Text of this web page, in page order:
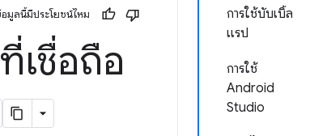
การใช้บับเบิ้ล
แรป
การใช้
Android
Studio
มูลนี้มีประโยชน์ไหม
เชื่อถือ